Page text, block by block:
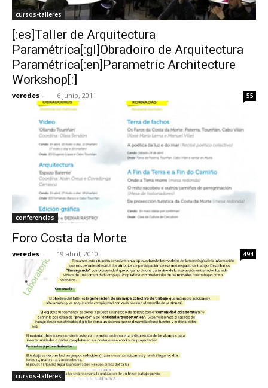
cursos-talleres
[:es]Taller de Arquitectura
Paramétrica[:gl]Obradoiro de Arquitectura
Paramétrica[:en]Parametric Architecture
Workshop[:]
veredes - 6 junio, 2011 55
conferencias
Foro Costa da Morte
veredes - 19 abril, 2010 494
cursos-talleres